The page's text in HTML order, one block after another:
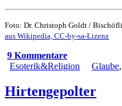
Foto: Dr. Christoph Goldt /
aus Wikipedia, CC-by-sa-Lizenz
9 Kommentare
Esoterik&Religion
Glaube,
Hirtengepolter